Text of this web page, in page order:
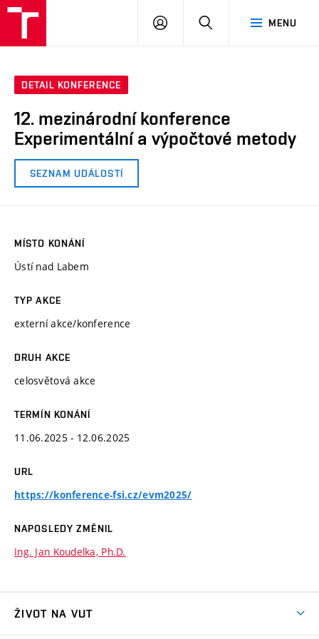
MENU
PŘIHLÁSIT
DETAIL KONFERENCE
12. mezinárodní konference
Experimentální a výpočtové metody
SEZNAM UDÁLOSTÍ
MÍSTO KONÁNÍ
Ústí nad Labem
TYP AKCE
externí akce/konference
DRUH AKCE
celosvětová akce
TERMÍN KONÁNÍ
11.06.2025 - 12.06.2025
URL
https://konference-fsi.cz/evm2025/
NAPOSLEDY ZMĚNIL
Ing. Jan Koudelka, Ph.D.
ŽIVOT NA VUT